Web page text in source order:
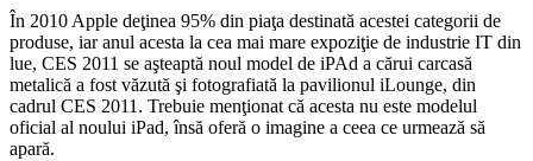
În 2010 Apple deţinea 95% din piaţa destinată acestei categorii de
produse, iar anul acesta la cea mai mare expoziţie de industrie IT din
lue, CES 2011 se aşteaptă noul model de iPAd a cărui carcasă
metalică a fost văzută şi fotografiată la pavilionul iLounge, din
cadrul CES 2011. Trebuie menţionat că acesta nu este modelul
oficial al noului iPad, însă oferă o imagine a ceea ce urmează să
apară.